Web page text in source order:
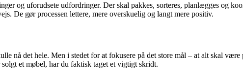
og uforudsete udfordringer. Der skal pakkes, sorteres, planlægges og
De gør processen lettere, mere overskuelig og langt mere positiv.
nå det hele. Men i stedet for at fokusere på det store mål – at alt skal
et møbel, har du faktisk taget et vigtigt skridt.